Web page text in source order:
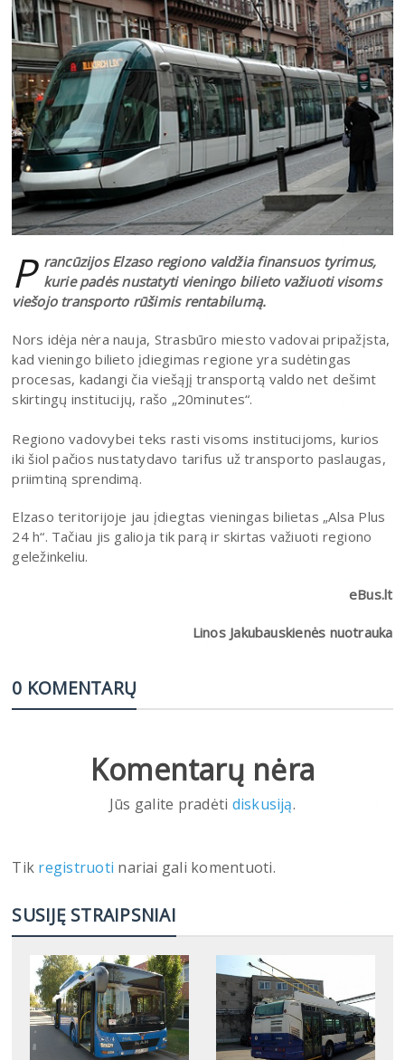
P rancūzijos Elzaso regiono valdžia finansuos tyrimus,
kurie padės nustatyti vieningo bilieto važiuoti visoms
viešojo transporto rūšimis rentabilumą.
Nors idėja nėra nauja, Strasbūro miesto vadovai pripažįsta,
kad vieningo bilieto įdiegimas regione yra sudėtingas
procesas, kadangi čia viešąjį transportą valdo net dešimt
skirtingų institucijų, rašo „20minutes“.
Regiono vadovybei teks rasti visoms institucijoms, kurios
iki šiol pačios nustatydavo tarifus už transporto paslaugas,
priimtiną sprendimą.
Elzaso teritorijoje jau įdiegtas vieningas bilietas „Alsa Plus
24 h“. Tačiau jis galioja tik parą ir skirtas važiuoti regiono
geležinkeliu.
eBus.lt
Linos Jakubauskienės nuotrauka
0 KOMENTARŲ
Komentarų nėra
Jūs galite pradėti diskusiją.
Tik registruoti nariai gali komentuoti.
SUSIJĘ STRAIPSNIAI